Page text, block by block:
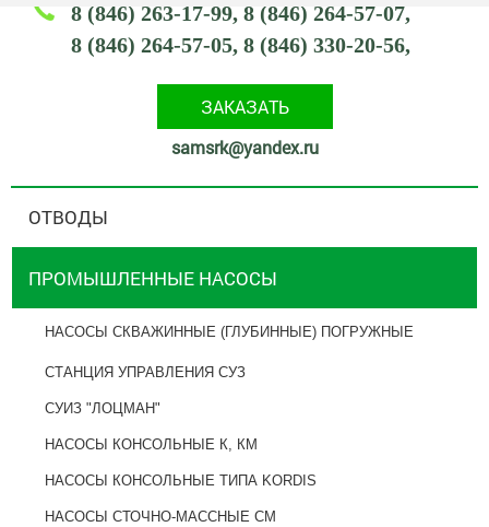
8 (846) 263-17-99 8 (846) 264-57-07
8 (846) 264-57-05 8 (846) 330-20-56
ЗАКАЗАТЬ
samsrk@yandex.ru
ОТВОДЫ
ПРОМЫШЛЕННЫЕ НАСОСЫ
НАСОСЫ СКВАЖИННЫЕ (ГЛУБИННЫЕ) ПОГРУЖНЫЕ
СТАНЦИЯ УПРАВЛЕНИЯ СУЗ
СУИЗ "ЛОЦМАН"
НАСОСЫ КОНСОЛЬНЫЕ К, КМ
НАСОСЫ КОНСОЛЬНЫЕ ТИПА KORDIS
НАСОСЫ СТОЧНО-МАССНЫЕ СМ